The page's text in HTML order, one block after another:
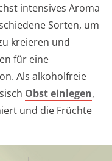
intensives Aroma
Sorten, um
kreieren und
für eine
Als alkoholfreie
Obst einlegen,
und die Früchte